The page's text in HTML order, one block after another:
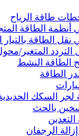
طاقة الرياح
أنظمة الطاقة
نقل الطاقة
المتغير/
النشط
الطاقة
لجر السكك
بالحث
الرجفان